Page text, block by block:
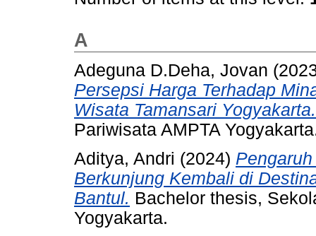
A
Adeguna D.Deha, Jovan
Persepsi Harga Terhadap
Wisata Tamansari Yogyakarta.
Pariwisata AMPTA
Aditya, Andri (2024)
Berkunjung Kembali di
Bantul. Bachelor thesis,
Yogyakarta.